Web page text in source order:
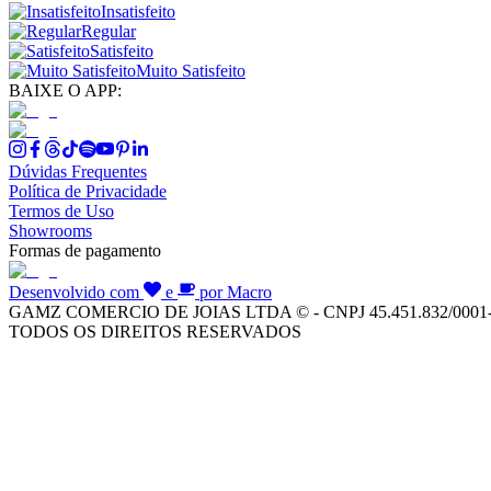
Insatisfeito
Regular
Satisfeito
Muito Satisfeito
BAIXE O APP:
Dúvidas Frequentes
Política de Privacidade
Termos de Uso
Showrooms
Formas de pagamento
Desenvolvido com e
por Macro
GAMZ COMERCIO DE JOIAS LTDA © - CNPJ 45.451.832/
TODOS OS DIREITOS RESERVADOS